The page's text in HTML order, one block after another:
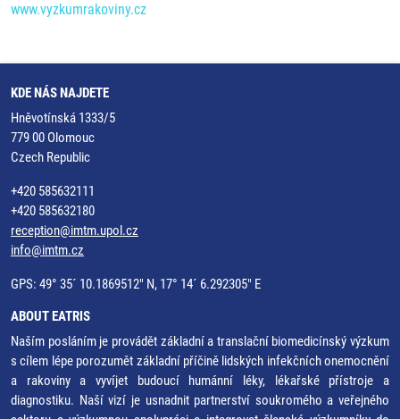
www.vyzkumrakoviny.cz
KDE NÁS NAJDETE
Hněvotínská 1333/5
779 00 Olomouc
Czech Republic
+420 585632111
+420 585632180
reception@imtm.upol.cz
info@imtm.cz
GPS: 49° 35´ 10.1869512" N, 17° 14´ 6.292305" E
ABOUT EATRIS
Naším posláním je provádět základní a translační biomedicínský výzkum
s cílem lépe porozumět základní příčině lidských infekčních onemocnění
a rakoviny a vyvíjet budoucí humánní léky, lékařské přístroje a
diagnostiku. Naší vizí je usnadnit partnerství soukromého a veřejného